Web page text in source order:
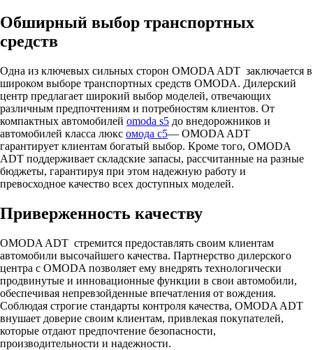
Обширный выбор транспортных
средств
Одна из ключевых сильных сторон OMODA ADT заключается в
широком выборе транспортных средств OMODA. Дилерский
центр предлагает широкий выбор моделей, отвечающих
различным предпочтениям и потребностям клиентов. От
компактных автомобилей omoda s5 до внедорожников и
автомобилей класса люкс омода с5— OMODA ADT
гарантирует клиентам богатый выбор. Кроме того, OMODA
ADT поддерживает складские запасы, рассчитанные на разные
бюджеты, гарантируя при этом надежную работу и
превосходное качество всех доступных моделей.
Приверженность качеству
OMODA ADT стремится предоставлять своим клиентам
автомобили высочайшего качества. Партнерство дилерского
центра с OMODA позволяет ему внедрять технологически
продвинутые и инновационные функции в свои автомобили,
обеспечивая непревзойденные впечатления от вождения.
Соблюдая строгие стандарты контроля качества, OMODA ADT
внушает доверие своим клиентам, привлекая покупателей,
которые отдают предпочтение безопасности,
производительности и надежности.